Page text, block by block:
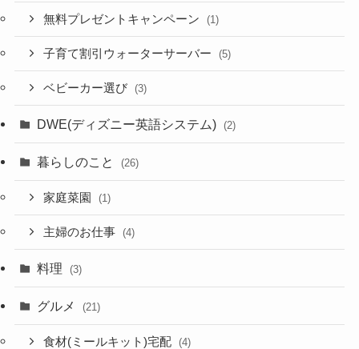
無料プレゼントキャンペーン (1)
子育て割引ウォーターサーバー (5)
ベビーカー選び (3)
DWE(ディズニー英語システム) (2)
暮らしのこと (26)
家庭菜園 (1)
主婦のお仕事 (4)
料理 (3)
グルメ (21)
食材(ミールキット)宅配 (4)